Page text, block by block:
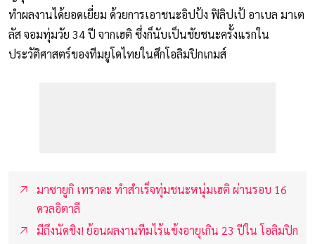
ทำผลงานได้ยอดเยี่ยม ด้วยการเอาชนะอิปป้ง ฟิลิปเป้ อาเบล มาเต
ลัส จอมทุ่มวัย 34 ปี จากเฮติ ซึ่งก็นับเป็นชัยชนะครั้งแรกใน
ประวัติศาสตร์ของทีมยูโดไทยในศึกโอลิมปิกเกมส์
มาซายูกิ เทราดะ ทำสำเร็จทุ่มชนะหนุ่มเฮติ ผ่านรอบ 16
ดวลอิตาลี
มีถึงนัดชิง! ย้อนผลงานทีมไร้แข้งอายุเกิน 23 ปีใน โอลิมปิก